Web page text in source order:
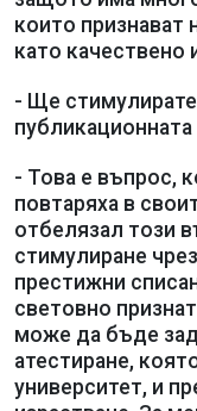
които признават
като качествено
- Ще стимулирате
- Това е въпрос,
повтаряха в
отбелязал този
стимулиране
престижни
световно
може да бъде
атестиране,
университет, и